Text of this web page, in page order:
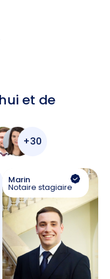
et de
+30
Marin
Notaire stagiaire